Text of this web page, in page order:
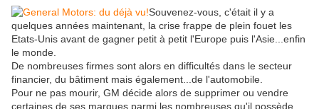
Souvenez-vous, c'était il y a
quelques années maintenant, la crise frappe de plein fouet les
Etats-Unis avant de gagner petit à petit l'Europe puis l'Asie...enfin
le monde.
De nombreuses firmes sont alors en difficultés dans le secteur
financier, du bâtiment mais également...de l'automobile.
Pour ne pas mourir, GM décide alors de supprimer ou vendre
certaines de ses marques parmi les nombreuses qu'il possède